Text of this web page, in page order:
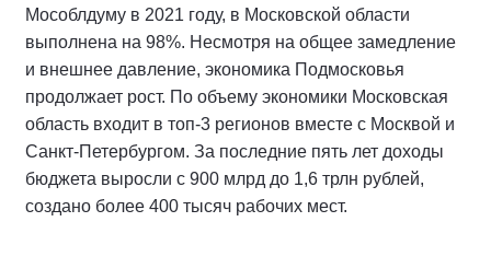
Мособлдуму в 2021 году, в Московской области
выполнена на 98%. Несмотря на общее замедление
и внешнее давление, экономика Подмосковья
продолжает рост. По объему экономики Московская
область входит в топ-3 регионов вместе с Москвой и
Санкт-Петербургом. За последние пять лет доходы
бюджета выросли с 900 млрд до 1,6 трлн рублей,
создано более 400 тысяч рабочих мест.